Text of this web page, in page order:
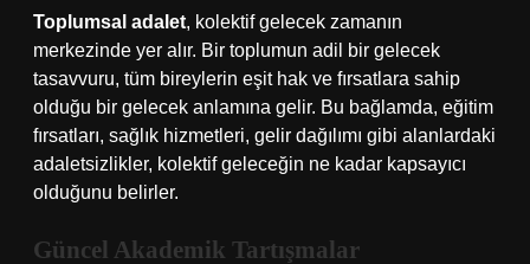
Toplumsal adalet, kolektif gelecek zamanın
merkezinde yer alır. Bir toplumun adil bir gelecek
tasavvuru, tüm bireylerin eşit hak ve fırsatlara sahip
olduğu bir gelecek anlamına gelir. Bu bağlamda, eğitim
fırsatları, sağlık hizmetleri, gelir dağılımı gibi alanlardaki
adaletsizlikler, kolektif geleceğin ne kadar kapsayıcı
olduğunu belirler.
Güncel Akademik Tartışmalar